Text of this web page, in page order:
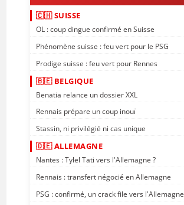
🇨🇭 SUISSE
OL : coup dingue confirmé en Suisse
Phénomène suisse : feu vert pour le PSG
Prodige suisse : feu vert pour Rennes
🇧🇪 BELGIQUE
Benatia relance un dossier XXL
Rennais prépare un coup inouï
Stassin, ni privilégié ni cas unique
🇩🇪 ALLEMAGNE
Nantes : Tylel Tati vers l'Allemagne ?
Rennais : transfert négocié en Allemagne
PSG : confirmé, un crack file vers l'Allemagne